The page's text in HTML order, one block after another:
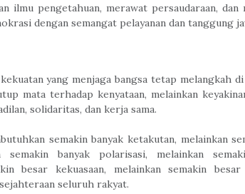
ilmu pengetahuan, merawat persaudaraan,
dengan semangat pelayanan dan tanggung
yang menjaga bangsa tetap melangkah
mata terhadap kenyataan, melainkan
solidaritas, dan kerja sama.
semakin banyak ketakutan, melainkan
semakin banyak polarisasi, melainkan
besar kekuasaan, melainkan semakin besar
seluruh rakyat.